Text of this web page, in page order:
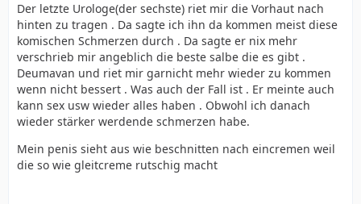
Der letzte Urologe(der sechste) riet mir die Vorhaut nach
hinten zu tragen . Da sagte ich ihn da kommen meist diese
komischen Schmerzen durch . Da sagte er nix mehr
verschrieb mir angeblich die beste salbe die es gibt .
Deumavan und riet mir garnicht mehr wieder zu kommen
wenn nicht bessert . Was auch der Fall ist . Er meinte auch
kann sex usw wieder alles haben . Obwohl ich danach
wieder stärker werdende schmerzen habe.
Mein penis sieht aus wie beschnitten nach eincremen weil
die so wie gleitcreme rutschig macht